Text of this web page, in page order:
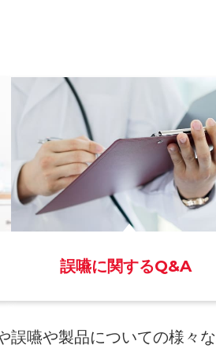
誤嚥に関するQ&A
誤嚥や製品についての様々な